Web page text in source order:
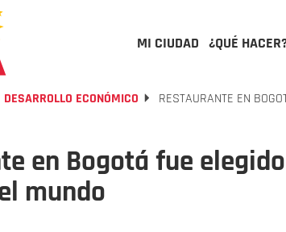
MI CIUDAD ¿QUÉ
DESARROLLO ECONÓMICO RESTAURANTE EN
en Bogotá fue
mundo